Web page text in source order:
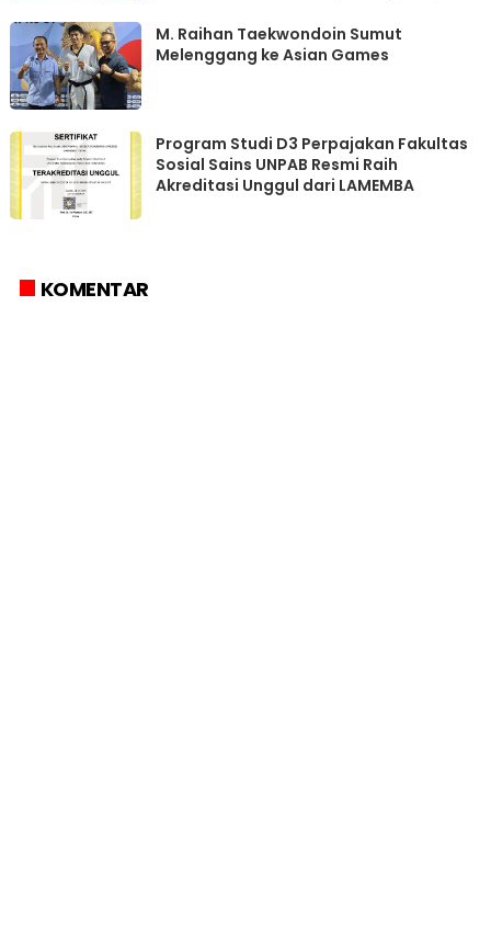
M. Raihan Taekwondoin Sumut
Melenggang ke Asian Games
Program Studi D3 Perpajakan Fakultas
Sosial Sains UNPAB Resmi Raih
Akreditasi Unggul dari LAMEMBA
KOMENTAR